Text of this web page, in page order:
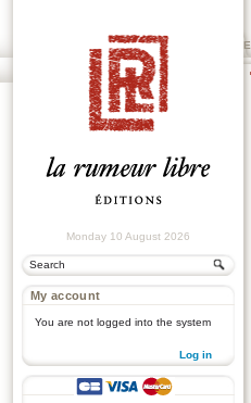
PRIX ROGER DEXTRE
Monday 10 August 2026
My account
You are not logged into the system
Log in